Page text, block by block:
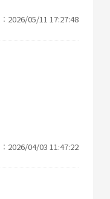
2026/05/11 17:27:48
2026/04/03 11:47:22